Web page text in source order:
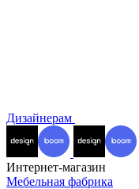
Дизайнерам
Интернет-магазин
Мебельная фабрика